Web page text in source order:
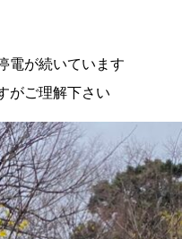
電が続いています
がご理解下さい